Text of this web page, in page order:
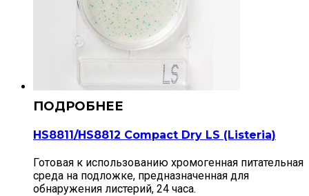
HS8811/HS8812 Compact Dry LS (Listeria)
Готовая к использованию хромогенная питательная
среда на подложке, предназначенная для
обнаружения листерий, 24 часа.